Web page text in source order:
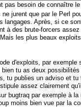
besoin de connaître
jurent que par le Perl
Après, si ce
à des brute-forcers
les plus beaux
d'exploits, par
tu as deux
tu publies un adviso et
assez clairement
bugtraq par exemple à
moins bien vue par la